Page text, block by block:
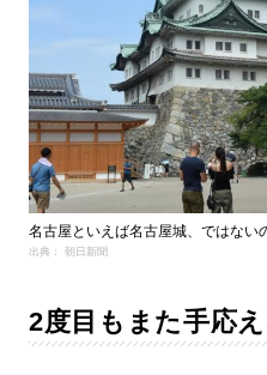
名古屋といえば名古屋城、ではない
出典： 朝日新聞
2度目もまた手応